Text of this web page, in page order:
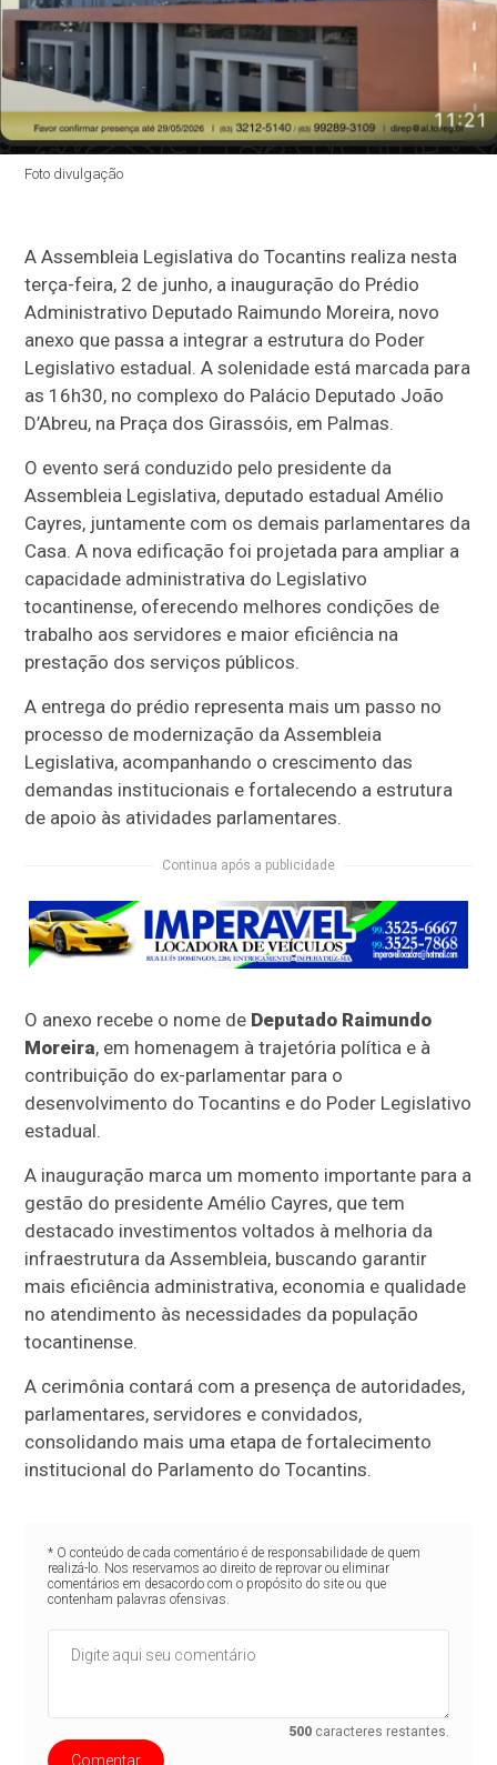
Foto divulgação
A Assembleia Legislativa do Tocantins realiza nesta
terça-feira, 2 de junho, a inauguração do Prédio
Administrativo Deputado Raimundo Moreira, novo
anexo que passa a integrar a estrutura do Poder
Legislativo estadual. A solenidade está marcada para
as 16h30, no complexo do Palácio Deputado João
D’Abreu, na Praça dos Girassóis, em Palmas.
O evento será conduzido pelo presidente da
Assembleia Legislativa, deputado estadual Amélio
Cayres, juntamente com os demais parlamentares da
Casa. A nova edificação foi projetada para ampliar a
capacidade administrativa do Legislativo
tocantinense, oferecendo melhores condições de
trabalho aos servidores e maior eficiência na
prestação dos serviços públicos.
A entrega do prédio representa mais um passo no
processo de modernização da Assembleia
Legislativa, acompanhando o crescimento das
demandas institucionais e fortalecendo a estrutura
de apoio às atividades parlamentares.
Continua após a publicidade
O anexo recebe o nome de Deputado Raimundo
Moreira, em homenagem à trajetória política e à
contribuição do ex-parlamentar para o
desenvolvimento do Tocantins e do Poder Legislativo
estadual.
A inauguração marca um momento importante para a
gestão do presidente Amélio Cayres, que tem
destacado investimentos voltados à melhoria da
infraestrutura da Assembleia, buscando garantir
mais eficiência administrativa, economia e qualidade
no atendimento às necessidades da população
tocantinense.
A cerimônia contará com a presença de autoridades,
parlamentares, servidores e convidados,
consolidando mais uma etapa de fortalecimento
institucional do Parlamento do Tocantins.
* O conteúdo de cada comentário é de responsabilidade de quem
realizá-lo. Nos reservamos ao direito de reprovar ou eliminar
comentários em desacordo com o propósito do site ou que
contenham palavras ofensivas.
500 caracteres restantes.
Comentar